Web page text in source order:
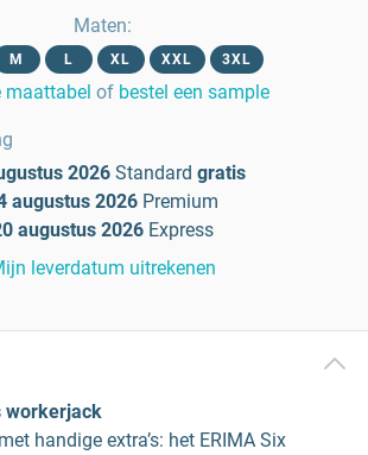
Maten:
M L XL XXL 3XL
maattabel of bestel een sample
2026 Standard gratis
augustus 2026 Premium
augustus 2026 Express
leverdatum uitrekenen
workerjack
handige extra’s: het ERIMA Six